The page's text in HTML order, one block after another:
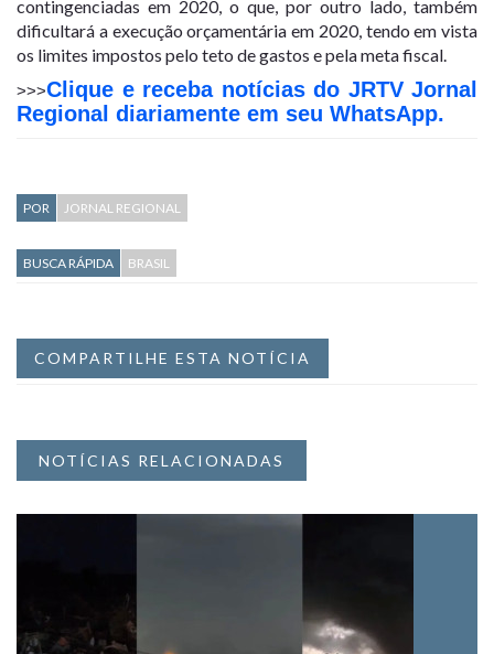
contingenciadas em 2020, o que, por outro lado, também
dificultará a execução orçamentária em 2020, tendo em vista
os limites impostos pelo teto de gastos e pela meta fiscal.
>>>Clique e receba notícias do JRTV Jornal
Regional diariamente em seu WhatsApp.
POR JORNAL REGIONAL
BUSCA RÁPIDA BRASIL
COMPARTILHE ESTA NOTÍCIA
NOTÍCIAS RELACIONADAS